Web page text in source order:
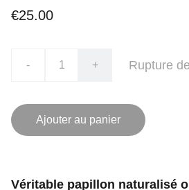
€25.00
- + Rupture
Ajouter au panier
Véritable papillon naturalisé